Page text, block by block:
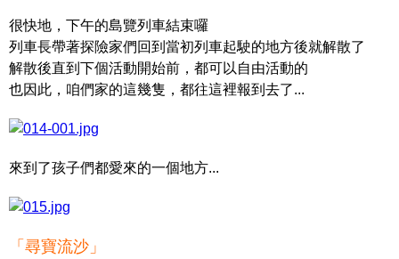
很快地，下午的島覽列車結束囉
列車長帶著探險家們回到當初列車起駛的地方後就解散了
解散後直到下個活動開始前，都可以自由活動的
也因此，咱們家的這幾隻，都往這裡報到去了...
來到了孩子們都愛來的一個地方...
「尋寶流沙」